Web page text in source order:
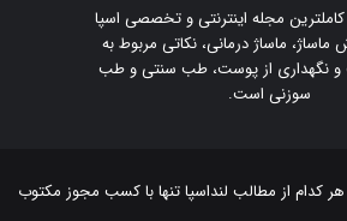
کاملترین مجله اینترنتی و تخصصی اسپا
ماساژ، ماساژ درمانی، نکاتی مربوط به
و نگهداری از پوست، طب سنتی و طب
سوزنی است.
لنداسپاتنها با کسب مجوز مکتوب